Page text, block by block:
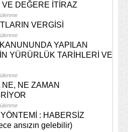
DEĞERE İTİRAZ
VERGİSİ
YAPILAN
YÜRÜRLÜK TARİHLERİ VE
NE ZAMAN
: HABERSİZ
ansızın gelebilir)